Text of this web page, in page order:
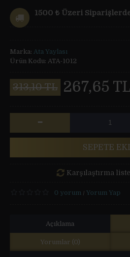
1500 ₺ Üzeri
Marka: Ata Yaylası
Ürün Kodu: ATA-1012
313,10 TL 267,65
-
SEPETE
Karşılaştırma
0 yorum / Yorum Yap
Açıklama
Yorumlar (0)